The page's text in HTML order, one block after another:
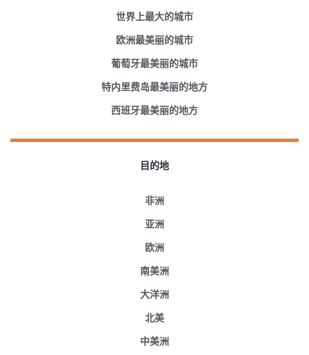
世界上最大的城市
欧洲最美丽的城市
葡萄牙最美丽的城市
特内里费岛最美丽的地方
西班牙最美丽的地方
目的地
非洲
亚洲
欧洲
南美洲
大洋洲
北美
中美洲